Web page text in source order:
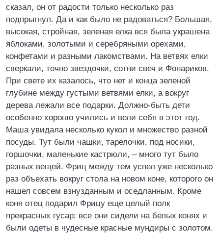
сказал, он от радости только несколько раз
подпрыгнул. Да и как было не радоваться? Большая,
высокая, стройная, зеленая елка вся была украшена
яблоками, золотыми и серебряными орехами,
конфетами и разными лакомствами. На ветвях елки
сверкали, точно звездочки, сотни свеч и Фонариков.
При свете их казалось, что нет и конца зеленой
глубине между густыми ветвями елки, а вокруг
дерева лежали все подарки. Должно-быть дети
особенно хорошо учились и вели себя в этот год.
Маша увидала несколько кукол и множество разной
посуды. Тут были чашки, тарелочки, под носики,
горшочки, маленькие кастрюли, – много тут было
разных вещей. Фриц между тем успел уже несколько
раз объехать вокруг стола на новом коне, которого он
нашел совсем взнузданным и оседланным. Кроме
коня отец подарил Фрицу еще целый полк
прекрасных гусар; все они сидели на белых конях и
были одеты в чудесные красные мундиры с золотом.